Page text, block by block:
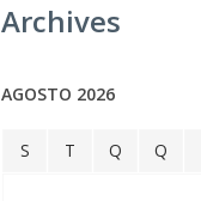
Archives
AGOSTO 2026
S T Q Q